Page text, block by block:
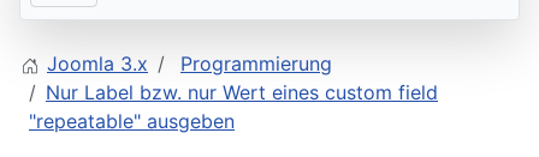
Joomla 3.x
Programmierung
Nur Label bzw. nur Wert eines custom field
"repeatable" ausgeben